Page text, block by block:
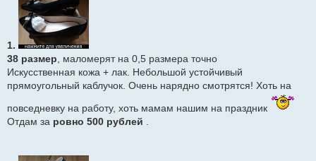
щ
и
е
1.
38 размер, маломерят на 0,5 размера точно
Искусственная кожа + лак. Небольшой устойчивый
прямоугольный каблучок. Очень нарядно смотрятся! Хоть на
повседневку на работу, хоть мамам нашим на праздник
Отдам за ровно 500 рублей .